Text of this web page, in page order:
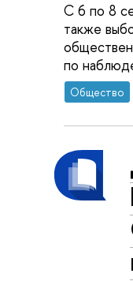
С 6 по 8
также
по
Общество